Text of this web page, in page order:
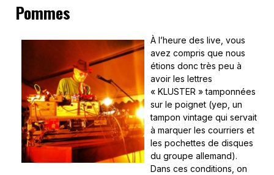
Pommes
À l’heure des live, vous
avez compris que nous
étions donc très peu à
avoir les lettres
« KLUSTER » tamponnées
sur le poignet (yep, un
tampon vintage qui servait
à marquer les courriers et
les pochettes de disques
du groupe allemand).
Dans ces conditions, on